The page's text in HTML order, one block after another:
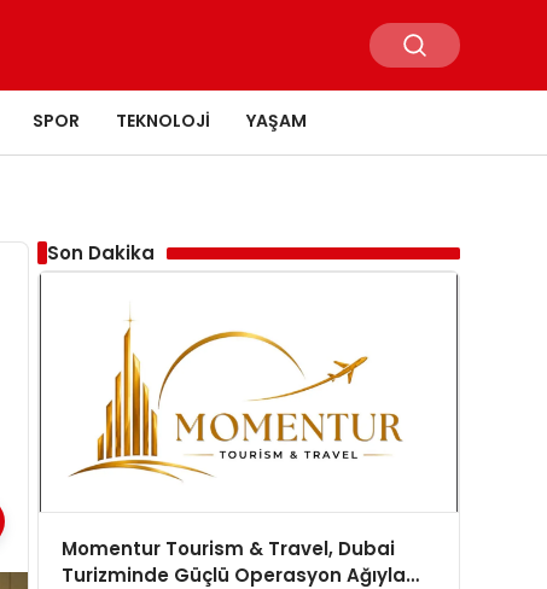
SPOR TEKNOLOJI YAŞAM
Son Dakika
Momentur Tourism & Travel, Dubai
Turizminde Güçlü Operasyon Ağıyla